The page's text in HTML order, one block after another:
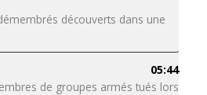
découverts dans une
05:44
de groupes armés tués lors